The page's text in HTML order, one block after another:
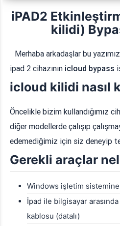
iPAD2
kilidi)
Merhaba arkadaşlar bu
ipad 2 cihazının icloud bypass
icloud kilidi nasıl
Öncelikle bizim kullandığımız
diğer modellerde çalışıp
edemediğimiz için siz deneyip
Gerekli araçlar
Windows işletim
İpad ile bilgisayar
kablosu (datalı)